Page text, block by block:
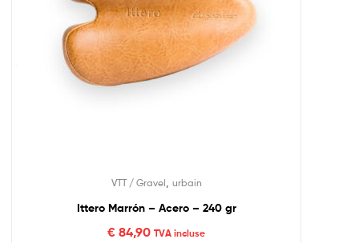
VTT / Gravel urbain
Ittero Marrón – Acero – 240 gr
€ 84,90 TVA incluse